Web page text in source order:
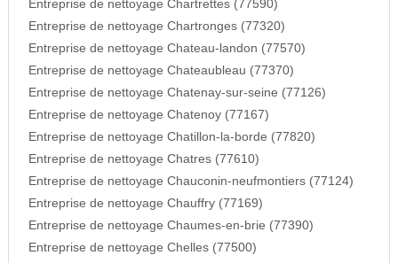
Entreprise de nettoyage Chartrettes (77590)
Entreprise de nettoyage Chartronges (77320)
Entreprise de nettoyage Chateau-landon (77570)
Entreprise de nettoyage Chateaubleau (77370)
Entreprise de nettoyage Chatenay-sur-seine (77126)
Entreprise de nettoyage Chatenoy (77167)
Entreprise de nettoyage Chatillon-la-borde (77820)
Entreprise de nettoyage Chatres (77610)
Entreprise de nettoyage Chauconin-neufmontiers (77124)
Entreprise de nettoyage Chauffry (77169)
Entreprise de nettoyage Chaumes-en-brie (77390)
Entreprise de nettoyage Chelles (77500)